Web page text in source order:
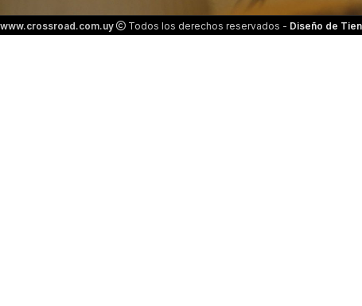
www.crossroad.com.uy Todos los derechos reservados - Diseño de